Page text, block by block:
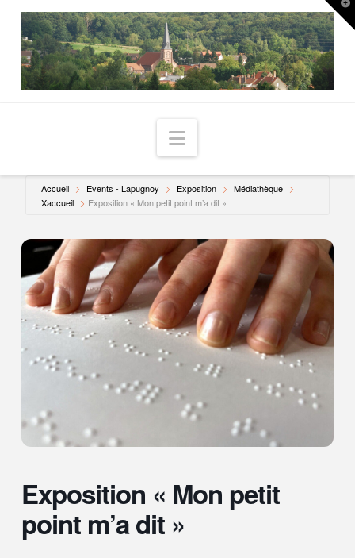
Navigation
Accueil Events - Lapugnoy Exposition
Médiathèque
Xaccueil
Exposition « Mon petit point m’a dit »
Exposition « Mon petit
point m’a dit »